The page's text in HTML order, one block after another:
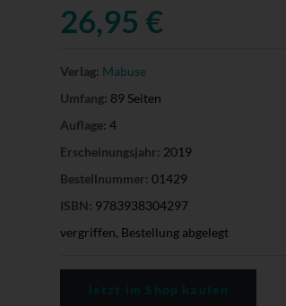
26,95 €
Verlag: Mabuse
Umfang: 89 Seiten
Auflage: 4
Erscheinungsjahr: 2019
Bestellnummer: 01429
ISBN: 9783938304297
vergriffen, Bestellung abgelegt